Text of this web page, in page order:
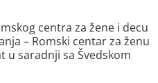
centra za žene i decu
– Romski centar za ženu
u saradnji sa Švedskom